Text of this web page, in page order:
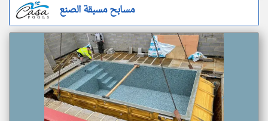
مسابح مسبقة الصنع